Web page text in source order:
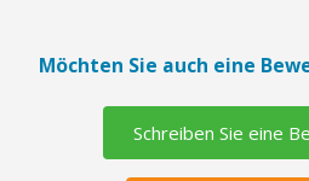
Möchten Sie auch eine
Schreiben Sie eine